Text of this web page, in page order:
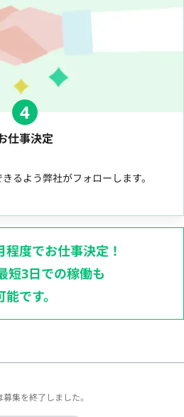
4
仕事決定
るよう弊社がフォローします。
程度でお仕事決定！
短3日での稼働も
能です。
集を終了しました。